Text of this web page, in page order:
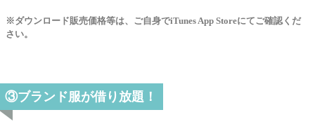
※ダウンロード販売価格等は、ご自身でiTunes App Storeにてご確認くだ
さい。
③ブランド服が借り放題！